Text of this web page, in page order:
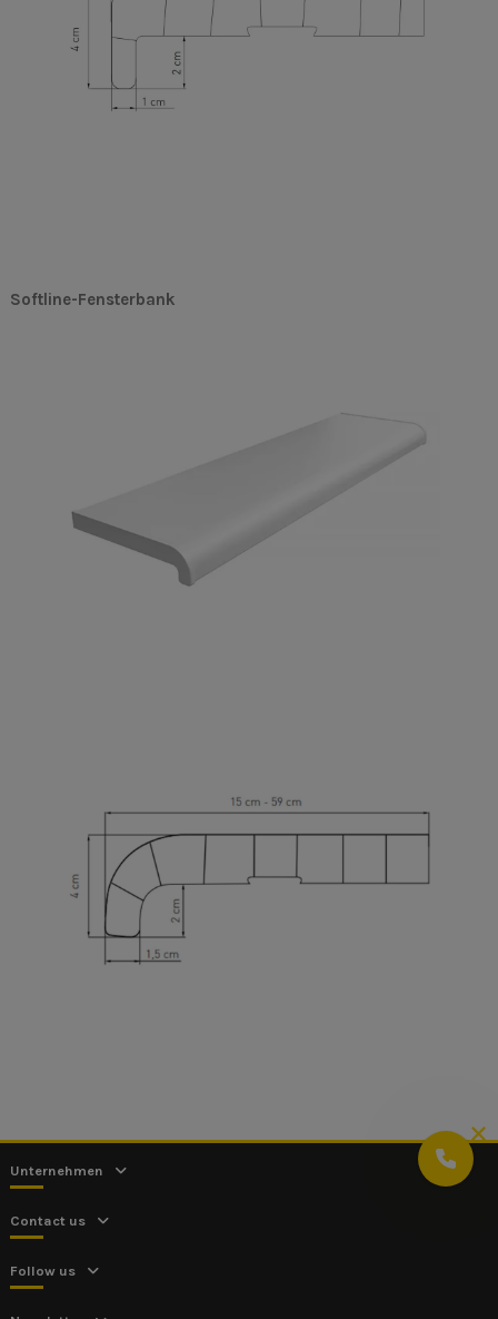
Softline-Fensterbank
Unternehmen
Contact us
Follow us